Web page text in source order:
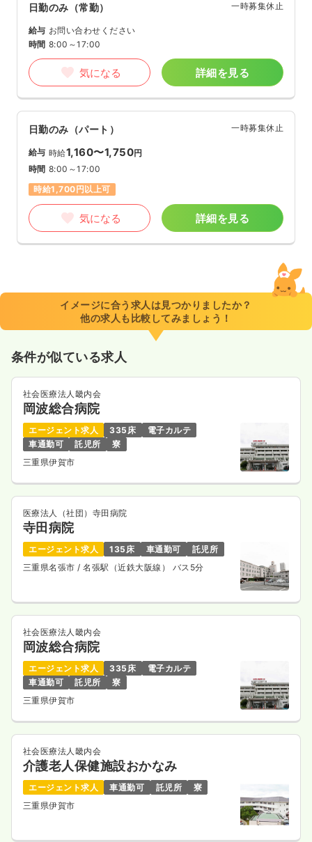
日勤のみ（常勤） 一時募集休止
給与 お問い合わせください
時間 8:00～17:00
気になる 詳細を見る
日勤のみ（パート） 一時募集休止
給与 時給1,160〜1,750円
時間 8:00～17:00
時給1,700円以上可
気になる 詳細を見る
イメージに合う求人は見つかりましたか？
他の求人も比較してみましょう！
条件が似ている求人
社会医療法人畿内会
岡波総合病院
エージェント求人 335床
電子カルテ
車通勤可
託児所
寮
三重県伊賀市
医療法人（社団）寺田病院
寺田病院
エージェント求人 135床 車通勤可
託児所
三重県名張市 / 名張駅（近鉄大阪線） バス5分
社会医療法人畿内会
岡波総合病院
エージェント求人 335床
電子カルテ
車通勤可
託児所
寮
三重県伊賀市
社会医療法人畿内会
介護老人保健施設おかなみ
エージェント求人 車通勤可 託児所
寮
三重県伊賀市